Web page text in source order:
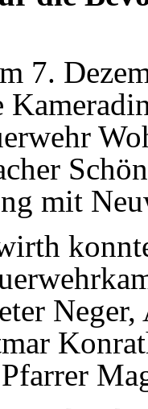
7.
mit